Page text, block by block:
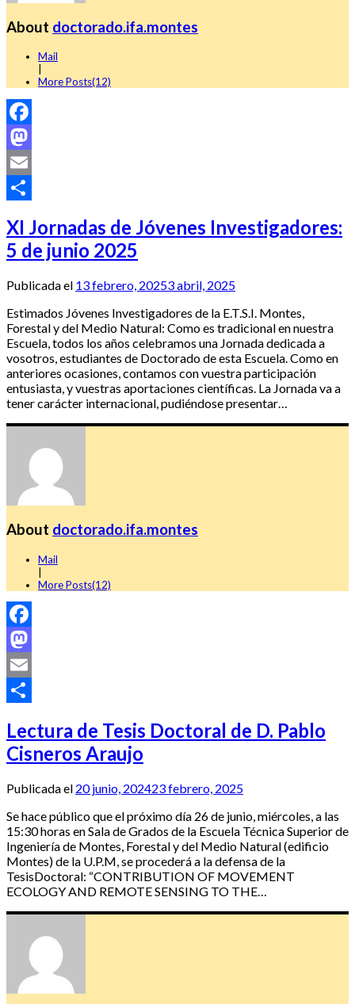
About doctorado.ifa.montes
Mail
More Posts(12)
Facebook
Mastodon
Email
XI Jornadas de Jóvenes Investigadores:
5 de junio 2025
Publicada el 13 febrero, 20253 abril, 2025
Estimados Jóvenes Investigadores de la E.T.S.I. Montes,
Forestal y del Medio Natural: Como es tradicional en nuestra
Escuela, todos los años celebramos una Jornada dedicada a
vosotros, estudiantes de Doctorado de esta Escuela. Como en
anteriores ocasiones, contamos con vuestra participación
entusiasta, y vuestras aportaciones científicas. La Jornada va a
tener carácter internacional, pudiéndose presentar…
About doctorado.ifa.montes
Mail
More Posts(12)
Facebook
Mastodon
Email
Lectura de Tesis Doctoral de D. Pablo
Cisneros Araujo
Publicada el 20 junio, 202423 febrero, 2025
Se hace público que el próximo día 26 de junio, miércoles, a las
15:30 horas en Sala de Grados de la Escuela Técnica Superior de
Ingeniería de Montes, Forestal y del Medio Natural (edificio
Montes) de la U.P.M, se procederá a la defensa de la
TesisDoctoral: “CONTRIBUTION OF MOVEMENT
ECOLOGY AND REMOTE SENSING TO THE…